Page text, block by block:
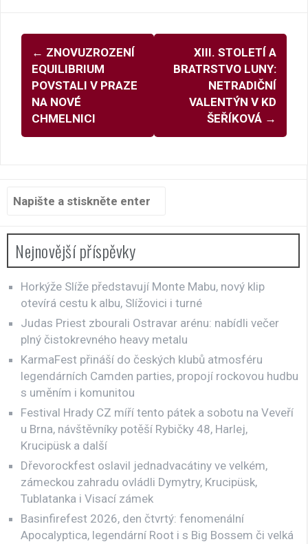
Navigace
pro
příspěvky
← ZNOVUZROZENÍ
EQUILIBRIUM
POVSTALI V PRAZE
NA NOVÉ
CHMELNICI
XIII. STOLETÍ A
BRATRSTVO LUNY:
NETRADIČNÍ
VALENTÝN V KD
ŠEŘÍKOVÁ →
Hledat:
Nejnovější příspěvky
Horkýže Slíže představují Monte Mabu, nový klip
otevírá cestu k albu, Slížovici i turné
Judas Priest zbourali Ostravar arénu: nabídli večer
plný čistokrevného heavy metalu
KarmaFest přináší do českých klubů atmosféru
legendárních Camden parties, propojí rockovou hudbu
s uměním i komunitou
Festival Hrady CZ míří tento pátek a sobotu na Veveří
u Brna, návštěvníky potěší Rybičky 48, Harlej,
Krucipüsk a další
Dřevorockfest oslavil jednadvacátiny ve velkém,
zámeckou zahradu ovládli Dymytry, Krucipüsk,
Tublatanka i Visací zámek
Basinfirefest 2026, den čtvrtý: fenomenální
Apocalyptica, legendární Root i s Big Bossem či velká